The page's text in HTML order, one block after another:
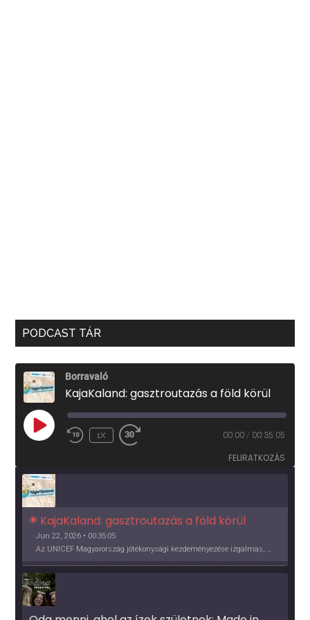
PODCAST TÁR
Borravaló
KajaKaland: gasztroutazás a föld körül
PLAY
EPISODE
1X 00:00 / 00:35:05
FELIRATKOZÁS
KajaKaland: gasztroutazás a föld körül
Jun 22, 2026 • 00:35:05
Az UNICEF Magyarország jótékonysági kezdeményezése izgalmas, egész éves világkörüli ízutazásra hív, igazi családi program és gasztroedukáció, illetve segítség a rászorulóknak is egyben.